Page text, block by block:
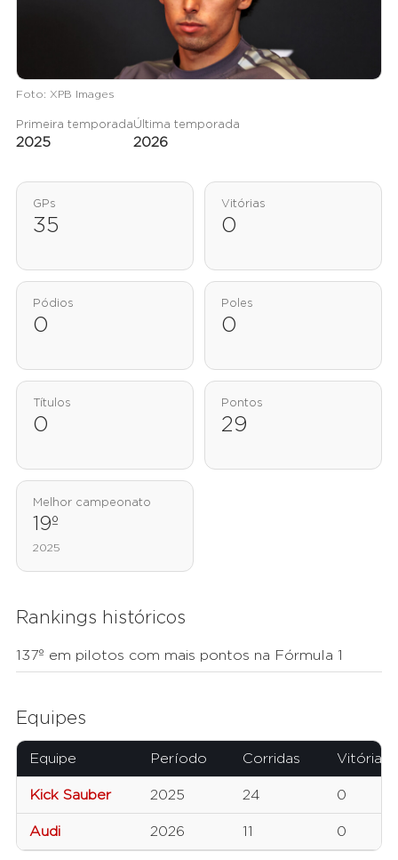
Foto: XPB Images
Primeira temporada
2025
Última temporada
2026
GPs
35
Vitórias
0
Pódios
0
Poles
0
Títulos
0
Pontos
29
Melhor campeonato
19º
2025
Rankings históricos
137º em pilotos com mais pontos na Fórmula 1
Equipes
Equipe Período Corridas Vitórias
Kick Sauber 2025 24 0
Audi 2026 11 0